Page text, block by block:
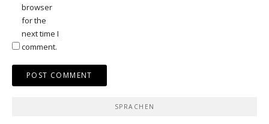
browser
for the
next time I
comment.
SPRACHEN